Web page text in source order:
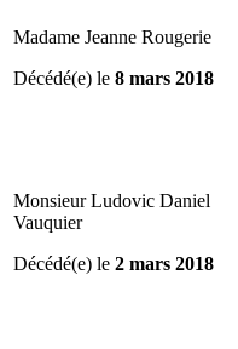
Madame Jeanne Rougerie
Décédé(e) le 8 mars 2018
Monsieur Ludovic Daniel
Vauquier
Décédé(e) le 2 mars 2018